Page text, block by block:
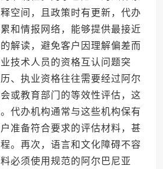
空间，且政策时有更新，代办
和情报网络，能够提供最接近
解读，避免客户因理解偏差而
技术人员的资格互认问题突
、执业资格往往需要经过阿尔
或教育部门的等效性评估，这
代办机构通常与这些机构保有
准备符合要求的评估材料，甚
。再次，语言和文化障碍不容
必须使用规范的阿尔巴尼亚